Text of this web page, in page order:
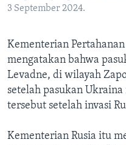
3 September 2024.
Kementerian
mengatakan bahwa
Levadne, di wilayah
setelah pasukan
tersebut setelah invasi
Kementerian Rusia itu